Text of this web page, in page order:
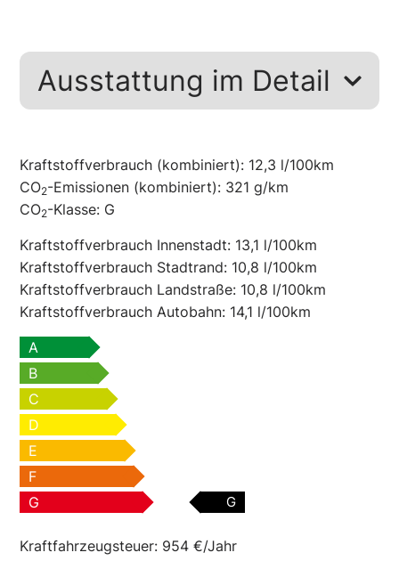
Ausstattung im Detail
Kraftstoffverbrauch (kombiniert): 12,3 l/100km
CO2-Emissionen (kombiniert): 321 g/km
CO2-Klasse: G
Kraftstoffverbrauch Innenstadt: 13,1 l/100km
Kraftstoffverbrauch Stadtrand: 10,8 l/100km
Kraftstoffverbrauch Landstraße: 10,8 l/100km
Kraftstoffverbrauch Autobahn: 14,1 l/100km
A
B
C
D
E
F
G
G
Kraftfahrzeugsteuer: 954 €/Jahr